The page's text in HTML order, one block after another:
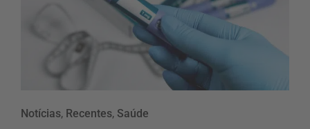
Notícias, Recentes, Saúde